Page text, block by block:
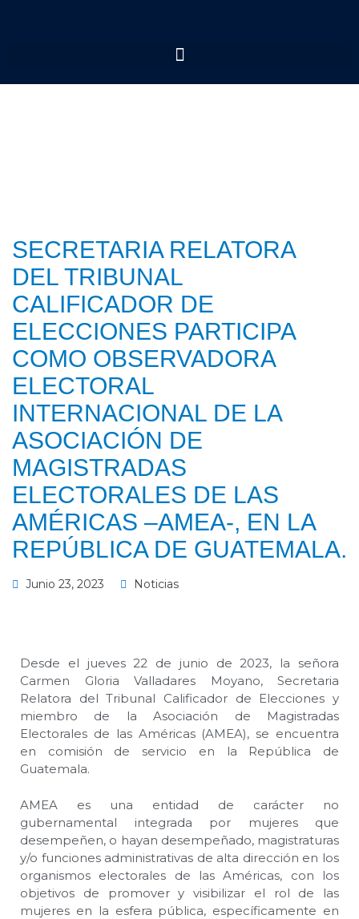
SECRETARIA RELATORA
DEL TRIBUNAL
CALIFICADOR DE
ELECCIONES PARTICIPA
COMO OBSERVADORA
ELECTORAL
INTERNACIONAL DE LA
ASOCIACIÓN DE
MAGISTRADAS
ELECTORALES DE LAS
AMÉRICAS –AMEA-, EN LA
REPÚBLICA DE GUATEMALA.
Junio 23, 2023 Noticias
Desde el jueves 22 de junio de 2023, la señora
Carmen Gloria Valladares Moyano, Secretaria
Relatora del Tribunal Calificador de Elecciones y
miembro de la Asociación de Magistradas
Electorales de las Américas (AMEA), se encuentra
en comisión de servicio en la República de
Guatemala.
AMEA es una entidad de carácter no
gubernamental integrada por mujeres que
desempeñen, o hayan desempeñado, magistraturas
y/o funciones administrativas de alta dirección en los
organismos electorales de las Américas, con los
objetivos de promover y visibilizar el rol de las
mujeres en la esfera pública, específicamente en